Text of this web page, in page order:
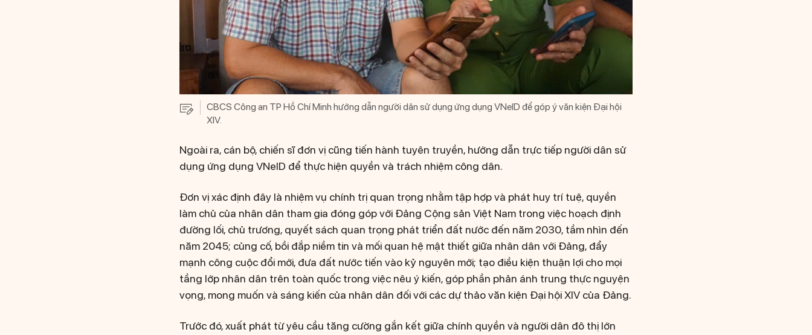
CBCS Công an TP Hồ Chí Minh hướng dẫn người dân sử dụng ứng dụng VNeID để góp ý văn kiện Đại hội
XIV.
Ngoài ra, cán bộ, chiến sĩ đơn vị cũng tiến hành tuyên truyền, hướng dẫn trực tiếp người dân sử
dụng ứng dụng VNeID để thực hiện quyền và trách nhiệm công dân.
Đơn vị xác định đây là nhiệm vụ chính trị quan trọng nhằm tập hợp và phát huy trí tuệ, quyền
làm chủ của nhân dân tham gia đóng góp với Đảng Cộng sản Việt Nam trong việc hoạch định
đường lối, chủ trương, quyết sách quan trọng phát triển đất nước đến năm 2030, tầm nhìn đến
năm 2045; củng cố, bồi đắp niềm tin và mối quan hệ mật thiết giữa nhân dân với Đảng, đẩy
mạnh công cuộc đổi mới, đưa đất nước tiến vào kỷ nguyên mới; tạo điều kiện thuận lợi cho mọi
tầng lớp nhân dân trên toàn quốc trong việc nêu ý kiến, góp phần phản ánh trung thực nguyện
vọng, mong muốn và sáng kiến của nhân dân đối với các dự thảo văn kiện Đại hội XIV của Đảng.
Trước đó, xuất phát từ yêu cầu tăng cường gắn kết giữa chính quyền và người dân đô thị lớn